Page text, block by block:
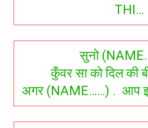
THI…
सुनो
कुँवर सा को दिल की
अगर (NAME……) . आप